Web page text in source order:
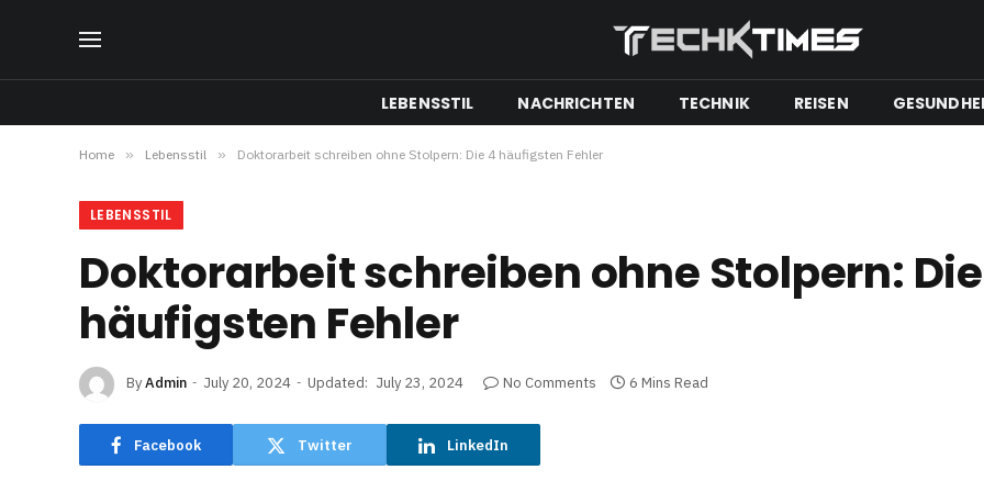
LEBENSSTIL NACHRICHTEN TECHNIK REISEN
Home » Lebensstil » Doktorarbeit schreiben ohne Stolpern: Die 4 häufigsten Fehler
LEBENSSTIL
Doktorarbeit schreiben ohne Stolpern:
häufigsten Fehler
ByAdmin July 20, 2024 Updated: July 23, 2024 No Comments 6 Mins Read
Facebook Twitter LinkedIn